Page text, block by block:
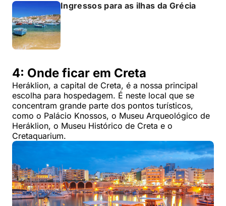
Ingressos para as ilhas da Grécia
4: Onde ficar em Creta
Heráklion, a capital de Creta, é a nossa principal
escolha para hospedagem. É neste local que se
concentram grande parte dos pontos turísticos,
como o Palácio Knossos, o Museu Arqueológico de
Heráklion, o Museu Histórico de Creta e o
Cretaquarium.